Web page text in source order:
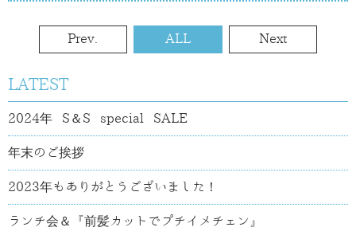
Prev. ALL Next
LATEST
2024年 S＆S special SALE
年末のご挨拶
2023年もありがとうございました！
ランチ会＆『前髪カットでプチイメチェン』